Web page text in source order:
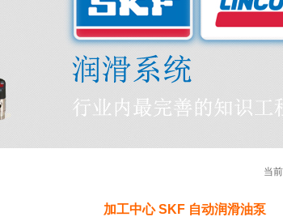
当
加工中心 SKF 自动润滑油泵